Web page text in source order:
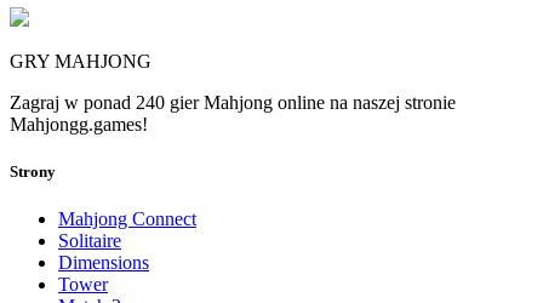
GRY MAHJONG
Zagraj w ponad 240 gier Mahjong online na naszej stronie
Mahjongg.games!
Strony
Mahjong Connect
Solitaire
Dimensions
Tower